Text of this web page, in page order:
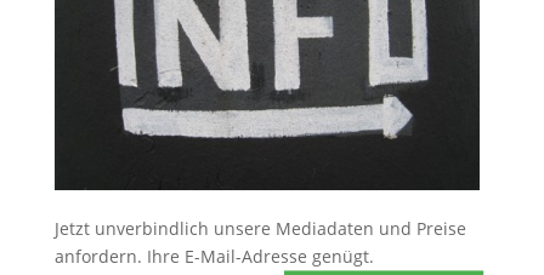
Jetzt unverbindlich unsere Mediadaten und Preise
anfordern. Ihre E-Mail-Adresse genügt.